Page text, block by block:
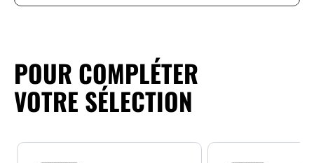
POUR COMPLÉTER
VOTRE SÉLECTION